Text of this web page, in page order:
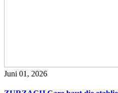
Juni 01, 2026